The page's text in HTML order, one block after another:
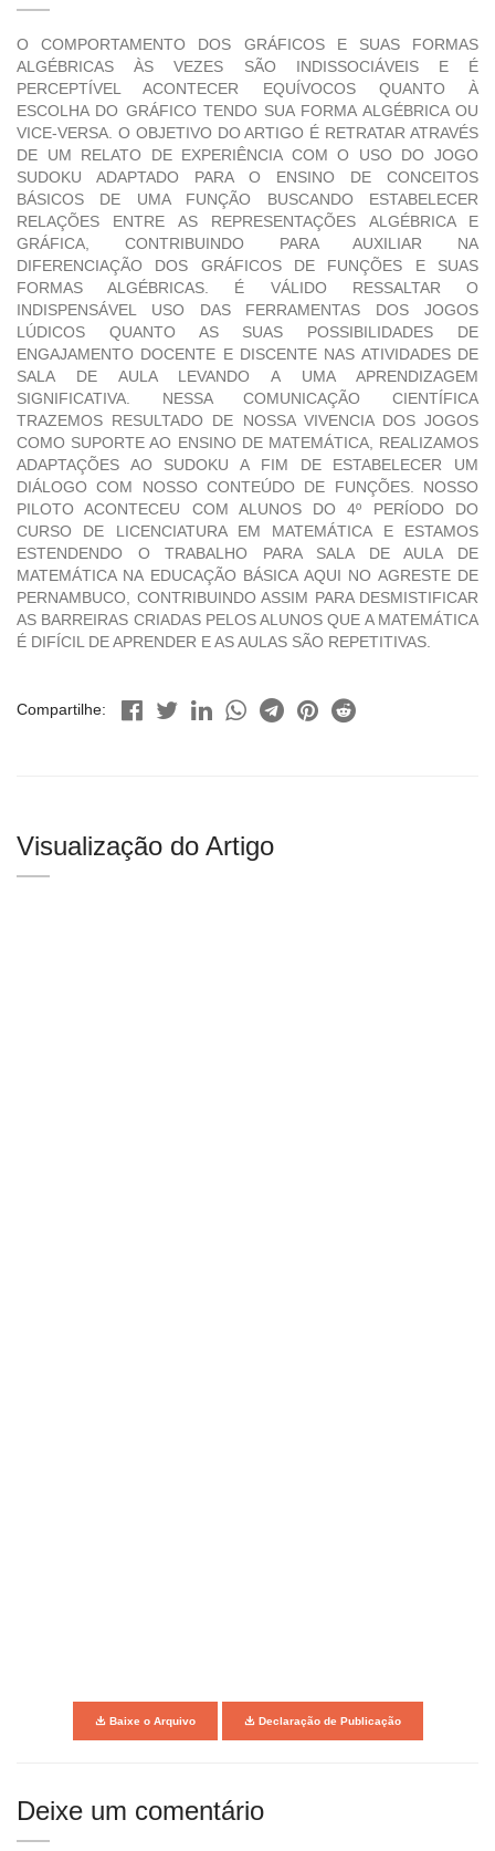
O COMPORTAMENTO DOS GRÁFICOS E SUAS FORMAS
ALGÉBRICAS ÀS VEZES SÃO INDISSOCIÁVEIS E É
PERCEPTÍVEL ACONTECER EQUÍVOCOS QUANTO À
ESCOLHA DO GRÁFICO TENDO SUA FORMA ALGÉBRICA OU
VICE-VERSA. O OBJETIVO DO ARTIGO É RETRATAR ATRAVÉS
DE UM RELATO DE EXPERIÊNCIA COM O USO DO JOGO
SUDOKU ADAPTADO PARA O ENSINO DE CONCEITOS
BÁSICOS DE UMA FUNÇÃO BUSCANDO ESTABELECER
RELAÇÕES ENTRE AS REPRESENTAÇÕES ALGÉBRICA E
GRÁFICA, CONTRIBUINDO PARA AUXILIAR NA
DIFERENCIAÇÃO DOS GRÁFICOS DE FUNÇÕES E SUAS
FORMAS ALGÉBRICAS. É VÁLIDO RESSALTAR O
INDISPENSÁVEL USO DAS FERRAMENTAS DOS JOGOS
LÚDICOS QUANTO AS SUAS POSSIBILIDADES DE
ENGAJAMENTO DOCENTE E DISCENTE NAS ATIVIDADES DE
SALA DE AULA LEVANDO A UMA APRENDIZAGEM
SIGNIFICATIVA. NESSA COMUNICAÇÃO CIENTÍFICA
TRAZEMOS RESULTADO DE NOSSA VIVENCIA DOS JOGOS
COMO SUPORTE AO ENSINO DE MATEMÁTICA, REALIZAMOS
ADAPTAÇÕES AO SUDOKU A FIM DE ESTABELECER UM
DIÁLOGO COM NOSSO CONTEÚDO DE FUNÇÕES. NOSSO
PILOTO ACONTECEU COM ALUNOS DO 4º PERÍODO DO
CURSO DE LICENCIATURA EM MATEMÁTICA E ESTAMOS
ESTENDENDO O TRABALHO PARA SALA DE AULA DE
MATEMÁTICA NA EDUCAÇÃO BÁSICA AQUI NO AGRESTE DE
PERNAMBUCO, CONTRIBUINDO ASSIM PARA DESMISTIFICAR
AS BARREIRAS CRIADAS PELOS ALUNOS QUE A MATEMÁTICA
É DIFÍCIL DE APRENDER E AS AULAS SÃO REPETITIVAS.
Compartilhe:
Visualização do Artigo
Baixe o Arquivo Declaração de Publicação
Deixe um comentário